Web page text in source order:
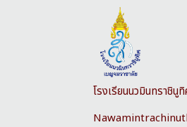
โรงเรียนนวมินทราชินู